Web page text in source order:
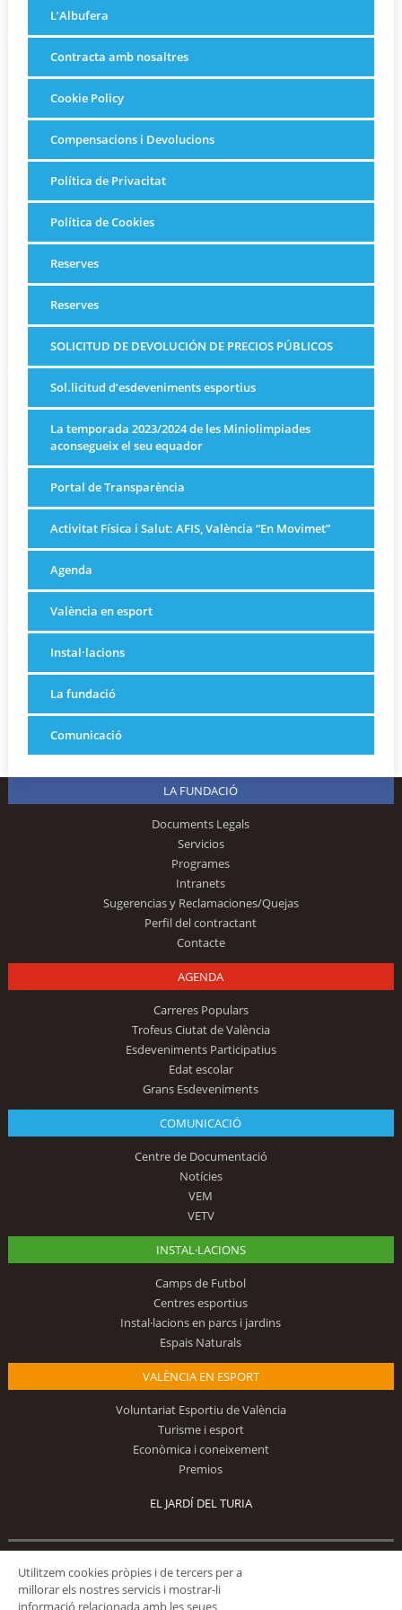
L’Albufera
Contracta amb nosaltres
Cookie Policy
Compensacions i Devolucions
Política de Privacitat
Política de Cookies
Reserves
Reserves
SOLICITUD DE DEVOLUCIÓN DE PRECIOS PÚBLICOS
Sol.licitud d’esdeveniments esportius
La temporada 2023/2024 de les Miniolimpiades
aconsegueix el seu equador
Portal de Transparència
Activitat Física i Salut: AFIS, València “En Movimet”
Agenda
València en esport
Instal·lacions
La fundació
Comunicació
LA FUNDACIÓ
Documents Legals
Servicios
Programes
Intranets
Sugerencias y Reclamaciones/Quejas
Perfil del contractant
Contacte
AGENDA
Carreres Populars
Trofeus Ciutat de València
Esdeveniments Participatius
Edat escolar
Grans Esdeveniments
COMUNICACIÓ
Centre de Documentació
Notícies
VEM
VETV
INSTAL·LACIONS
Camps de Futbol
Centres esportius
Instal·lacions en parcs i jardins
Espais Naturals
VALÈNCIA EN ESPORT
Voluntariat Esportiu de València
Turisme i esport
Econòmica i coneixement
Premios
EL JARDÍ DEL TURIA
Utilitzem cookies pròpies i de tercers per a
millorar els nostres servicis i mostrar-li
informació relacionada amb les seues